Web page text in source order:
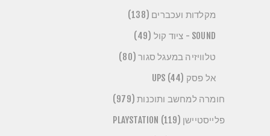
מקלדות ועכברים (138)
SOUND - ציוד קול (49)
טלוויזיה במעגל סגור (80)
אל פסק UPS (44)
חומרה למחשב ותוכנות (979)
פלייסטיישן PLAYSTATION (119)